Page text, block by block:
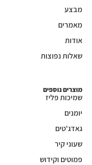
מבצע
מאמרים
אודות
שאלות נפוצות
מוצרים נוספים
שמיכות פליז
יומנים
גאדג'טים
שעוני קיר
פמוטים וקידוש